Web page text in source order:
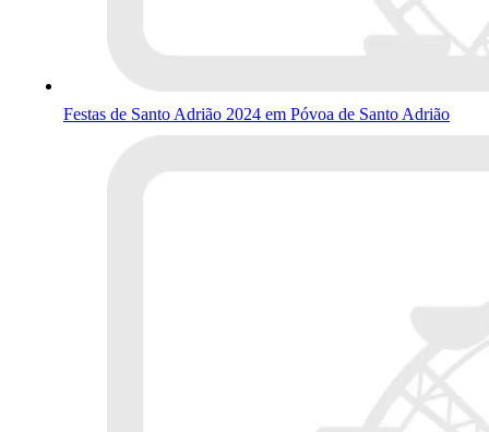
Festas de Santo Adrião 2024 em Póvoa de Santo Adrião